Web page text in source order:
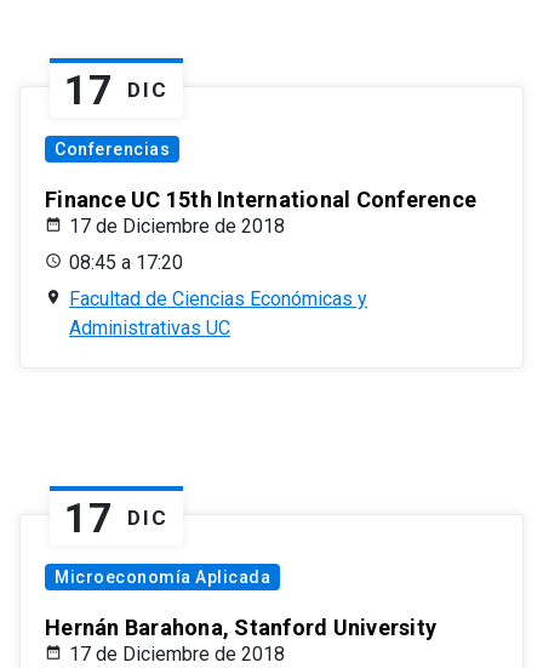
17 DIC
Conferencias
Finance UC 15th International Conference
17 de Diciembre de 2018
08:45 a 17:20
Facultad de Ciencias Económicas y
Administrativas UC
17 DIC
Microeconomía Aplicada
Hernán Barahona, Stanford University
17 de Diciembre de 2018